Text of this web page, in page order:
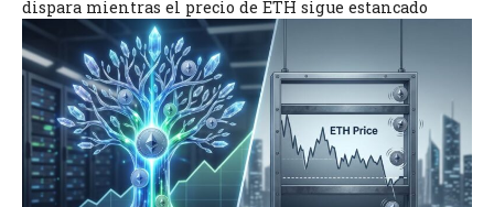
dispara mientras el precio de ETH sigue estancado